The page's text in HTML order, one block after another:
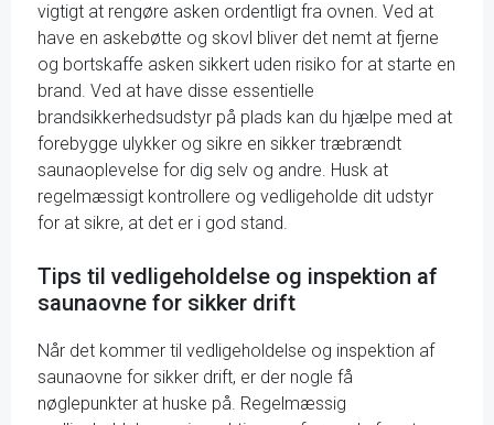
vigtigt at rengøre asken ordentligt fra ovnen. Ved at
have en askebøtte og skovl bliver det nemt at fjerne
og bortskaffe asken sikkert uden risiko for at starte en
brand. Ved at have disse essentielle
brandsikkerhedsudstyr på plads kan du hjælpe med at
forebygge ulykker og sikre en sikker træbrændt
saunaoplevelse for dig selv og andre. Husk at
regelmæssigt kontrollere og vedligeholde dit udstyr
for at sikre, at det er i god stand.
Tips til vedligeholdelse og inspektion af
saunaovne for sikker drift
Når det kommer til vedligeholdelse og inspektion af
saunaovne for sikker drift, er der nogle få
nøglepunkter at huske på. Regelmæssig